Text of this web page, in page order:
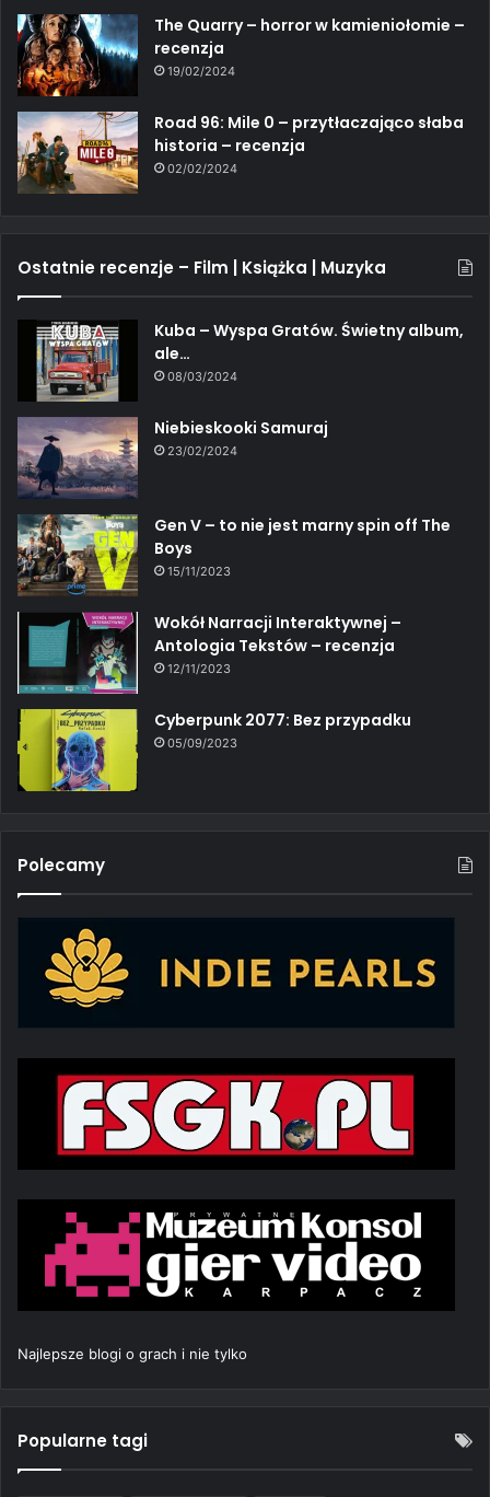
The Quarry – horror w kamieniołomie –
recenzja
19/02/2024
Road 96: Mile 0 – przytłaczająco słaba
historia – recenzja
02/02/2024
Ostatnie recenzje – Film | Książka | Muzyka
Kuba – Wyspa Gratów. Świetny album,
ale…
08/03/2024
Niebieskooki Samuraj
23/02/2024
Gen V – to nie jest marny spin off The
Boys
15/11/2023
Wokół Narracji Interaktywnej –
Antologia Tekstów – recenzja
12/11/2023
Cyberpunk 2077: Bez przypadku
05/09/2023
Polecamy
Najlepsze blogi o grach i nie tylko
Popularne tagi